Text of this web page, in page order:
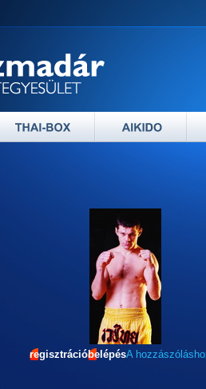
A
regisztrációbelépés